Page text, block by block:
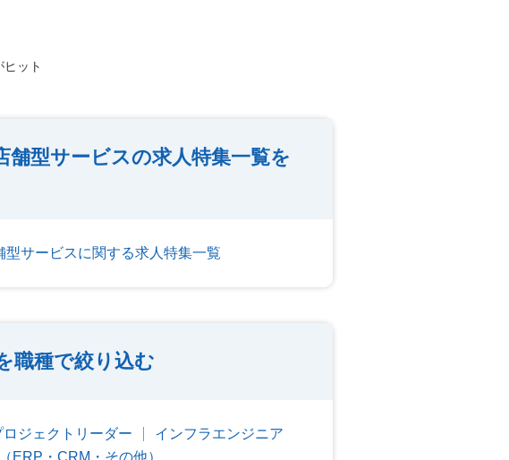
ヒット
型サービスの求人特集一覧を
型サービスに関する求人特集一覧
職種で絞り込む
ジェクトリーダー
インフラエンジニア
ERP・CRM・その他）